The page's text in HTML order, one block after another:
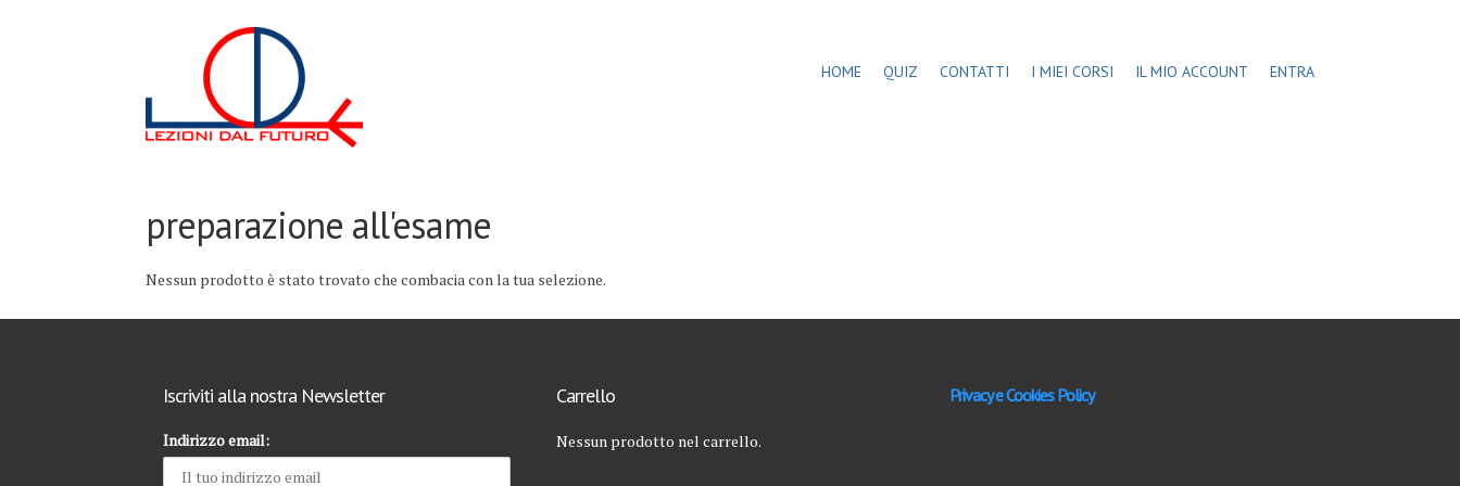
HOME QUIZ CONTATTI I MIEI CORSI IL MIO ACCOUNT ENTRA
preparazione all'esame
Nessun prodotto è stato trovato che combacia con la tua selezione.
Iscriviti alla nostra Newsletter
Indirizzo email:
Carrello
Nessun prodotto nel carrello.
Privacy e Cookies Policy